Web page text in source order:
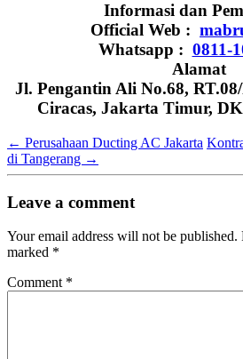
Informasi dan
Official Web :
Whatsapp : 0811-
Alamat
Jl. Pengantin Ali No.68,
Ciracas, Jakarta Timur,
← Perusahaan Ducting AC Jakarta
di Tangerang →
Leave a comment
Your email address will not be published.
marked *
Comment *